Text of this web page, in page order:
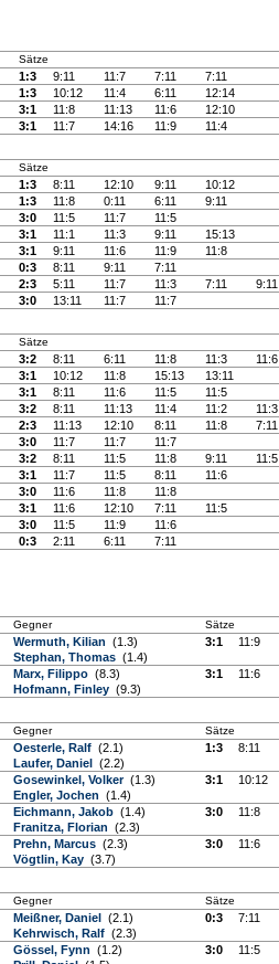
Sätze
1:3 9:11 11:7 7:11 7:11
1:3 10:12 11:4 6:11
12:14
3:1 11:8 11:13 11:6 12:10
3:1 11:7 14:16 11:9
11:4
Sätze
1:3 8:11 12:10 9:11 10:12
1:3 11:8 0:11 6:11
9:11
3:0 11:5 11:7 11:5
3:1 11:1 11:3 9:11
15:13
3:1 9:11 11:6 11:9 11:8
0:3 8:11 9:11
7:11
2:3 5:11 11:7 11:3 7:11 9:11
3:0 13:11 11:7
11:7
Sätze
3:2 8:11 6:11 11:8 11:3 11:6
3:1 10:12 11:8 15:13
13:11
3:1 8:11 11:6 11:5 11:5
3:2 8:11 11:13 11:4 11:2
11:3
2:3 11:13 12:10 8:11 11:8 7:11
3:0 11:7 11:7
11:7
3:2 8:11 11:5 11:8 9:11 11:5
3:1 11:7 11:5 8:11
11:6
3:0 11:6 11:8 11:8
3:1 11:6 12:10 7:11
11:5
3:0 11:5 11:9 11:6
0:3 2:11 6:11 7:11
Gegner Sätze
Wermuth, Kilian (1.3)
Stephan, Thomas (1.4)
3:1 11:9
Marx, Filippo (8.3)
Hofmann, Finley (9.3)
3:1 11:6
Gegner Sätze
Oesterle, Ralf (2.1)
Laufer, Daniel (2.2)
1:3 8:11
Gosewinkel, Volker (1.3)
Engler, Jochen (1.4)
3:1 10:12
Eichmann, Jakob (1.4)
Franitza, Florian (2.3)
3:0 11:8
Prehn, Marcus (2.3)
Vögtlin, Kay (3.7)
3:0 11:6
Gegner Sätze
Meißner, Daniel (2.1)
Kehrwisch, Ralf (2.3)
0:3 7:11
Gössel, Fynn (1.2)
3:0 11:5